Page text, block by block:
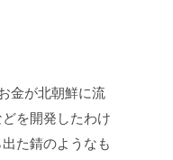
金が北朝鮮に流
を開発したわけ
た錆のようなも